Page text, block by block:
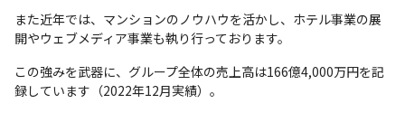
また近年では、マンションのノウハウを活かし、ホテル事業の展
開やウェブメディア事業も執り行っております。
この強みを武器に、グループ全体の売上高は166億4,000万円を記
録しています（2022年12月実績）。